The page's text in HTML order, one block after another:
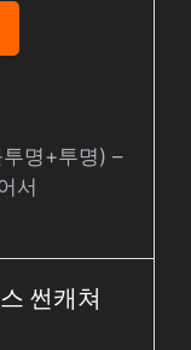
명+투명) –
서
썬캐쳐